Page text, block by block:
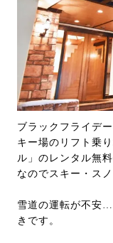
ブラックフライデ
キー場のリフト乗
ル」のレンタル無
なのでスキー・ス
雪道の運転が不安
きです。